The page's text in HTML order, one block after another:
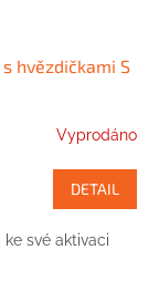
s hvězdičkami S
Vyprodáno
DETAIL
své aktivaci